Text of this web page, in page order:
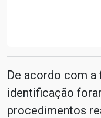
De acordo com
identificação
procedimentos